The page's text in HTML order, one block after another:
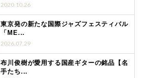
2020.10.26
東京発の新たな国際ジャズフェスティバル
「ME...
2026.07.29
布川俊樹が愛用する国産ギターの銘品【名
手たち...